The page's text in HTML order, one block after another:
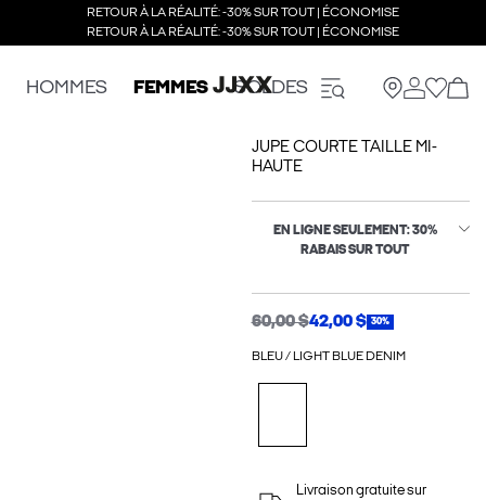
RETOUR À LA RÉALITÉ: -30% SUR TOUT | ÉCONOMISE
RETOUR À LA RÉALITÉ: -30% SUR TOUT | ÉCONOMISE
HOMMES FEMMES SOLDES
JUPE COURTE TAILLE MI-
HAUTE
EN LIGNE SEULEMENT: 30%
RABAIS SUR TOUT
60,00 $42,00 $ 30%
BLEU / LIGHT BLUE DENIM
Livraison gratuite sur